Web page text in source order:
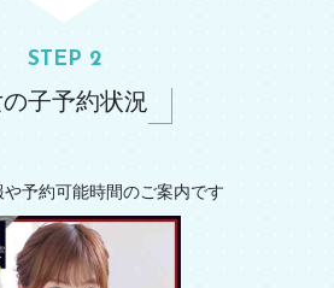
STEP 2
子予約状況
予約可能時間のご案内です